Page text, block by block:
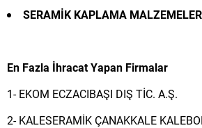
SERAMİK KAPLAMA
En Fazla İhracat Yapan Firmalar
1- EKOM ECZACIBAŞI DIŞ TİC. A.Ş.
2- KALESERAMİK ÇANAKKALE